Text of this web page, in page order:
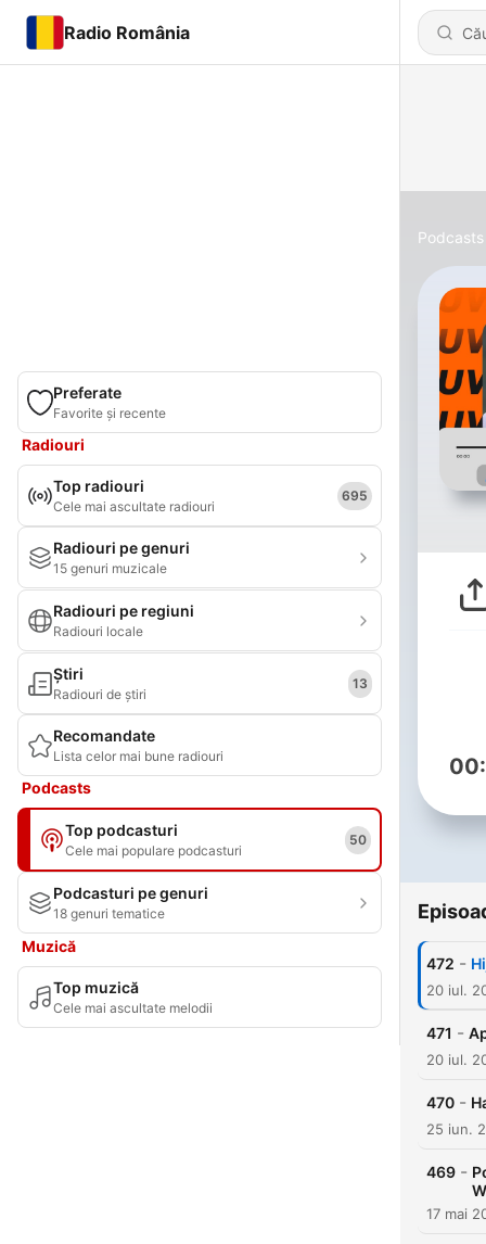
Radio România
Preferate
Favorite și recente
Radiouri
Top radiouri
Cele mai ascultate radiouri
695
Radiouri pe genuri
15 genuri muzicale
Radiouri pe regiuni
Radiouri locale
Știri
Radiouri de știri
13
Recomandate
Lista celor mai bune radiouri
Podcasts
Top podcasturi
Cele mai populare podcasturi
50
Podcasturi pe genuri
18 genuri tematice
Muzică
Top muzică
Cele mai ascultate melodii
Podcasts
472 -
20 iul.
471 -
20 iul.
470 -
25 iun.
469 -
17 mai